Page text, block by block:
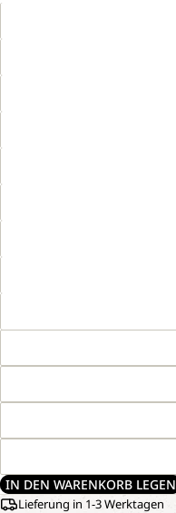
IN DEN WARENKORB LEGEN
Lieferung in 1-3 Werktagen